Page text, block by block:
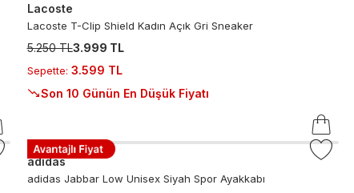
Lacoste
Lacoste T-Clip Shield Kadın Açık Gri Sneaker
5.250 TL3.999 TL
Sepette: 3.599 TL
Son 10 Günün En Düşük Fiyatı
adidas
adidas Jabbar Low Unisex Siyah Spor Ayakkabı